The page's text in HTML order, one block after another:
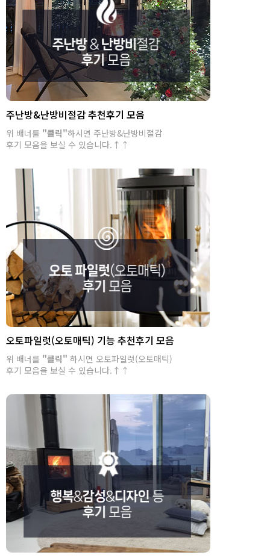
주난방&난방비절감 추천후기 모음
위 배너를 "클릭"하시면 주난방&난방비절감
후기 모음을 보실 수 있습니다.↑↑
오토파일럿(오토매틱) 기능 추천후기 모음
위 배너를 "클릭" 하시면 오토파일럿(오토매틱)
후기 모음을 보실 수 있습니다.↑↑